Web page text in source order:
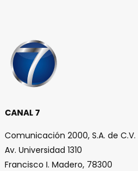
CANAL 7
Comunicación 2000, S.A. de C.V.
Av. Universidad 1310
Francisco I. Madero, 78300